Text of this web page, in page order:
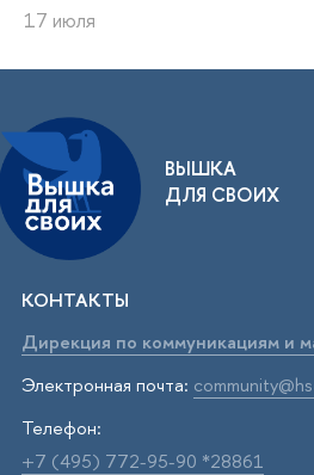
17 июля
ВЫШКА
ДЛЯ СВОИХ
КОНТАКТЫ
Дирекция по коммуникациям и
Электронная почта:
Телефон:
+7 (495) 772-95-90 *28861